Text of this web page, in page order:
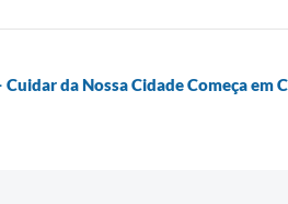
da Nossa Cidade Começa em